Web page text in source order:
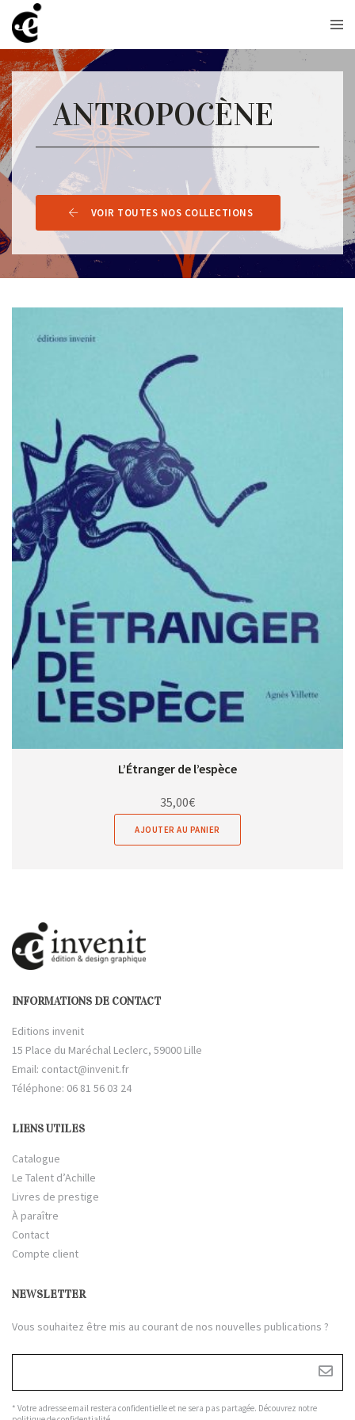
ANTROPOCÈNE
VOIR TOUTES NOS COLLECTIONS
L’Étranger de l’espèce
35,00€
AJOUTER AU PANIER
INFORMATIONS DE CONTACT
Editions invenit
15 Place du Maréchal Leclerc, 59000 Lille
Email: contact@invenit.fr
Téléphone: 06 81 56 03 24
LIENS UTILES
Catalogue
Le Talent d’Achille
Livres de prestige
À paraître
Contact
Compte client
NEWSLETTER
Vous souhaitez être mis au courant de nos nouvelles publications ?
* Votre adresse email restera confidentielle et ne sera pas partagée. Découvrez notre